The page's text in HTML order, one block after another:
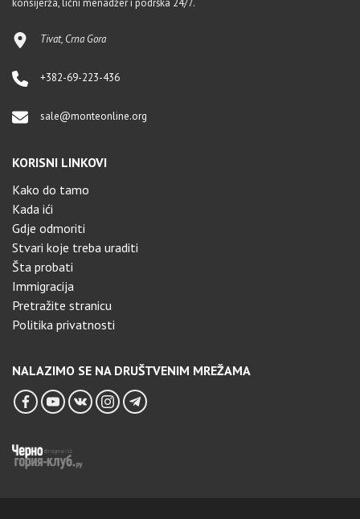
konsijerža, lični menadžer i podrška 24/7.
Tivat, Crna Gora
+382-69-223-436
sale@monteonline.org
KORISNI LINKOVI
Kako do tamo
Kada ići
Gdje odmoriti
Stvari koje treba uraditi
Šta probati
Immigracija
Pretražite stranicu
Politika privatnosti
NALAZIMO SE NA DRUŠTVENIM MREŽAMA